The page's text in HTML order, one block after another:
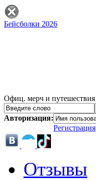
Бейсболки 2026
Офиц. мерч и путешествия
Авторизация:
Регистрация
Отзывы